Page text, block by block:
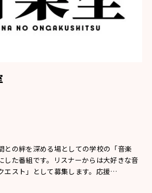
との絆を深める場としての学校の「音楽
した番組です。リスナーからは大好きな音
エスト」として募集します。応援…